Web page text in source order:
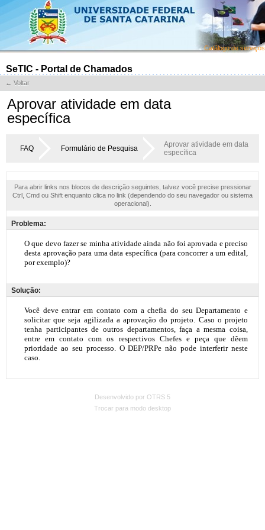
Catálogo de serviços
SeTIC - Portal de Chamados
← Voltar
Aprovar atividade em data
específica
FAQ Formulário de Pesquisa
Aprovar atividade em data
específica
Para abrir links nos blocos de descrição seguintes, talvez você precise pressionar
Ctrl, Cmd ou Shift enquanto clica no link (dependendo do seu navegador ou sistema
operacional).
Problema:
Solução:
Desenvolvido por OTRS 5
Trocar para modo desktop